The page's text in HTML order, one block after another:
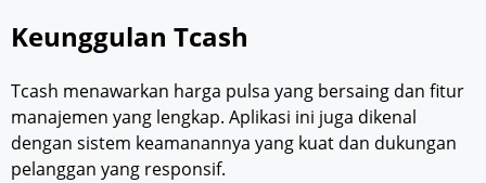
Keunggulan Tcash
Tcash menawarkan harga pulsa yang bersaing dan fitur
manajemen yang lengkap. Aplikasi ini juga dikenal
dengan sistem keamanannya yang kuat dan dukungan
pelanggan yang responsif.